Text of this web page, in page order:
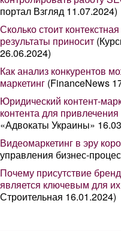
портал Взгляд 11.07.2024)
Сколько стоит
результаты приносит
26.06.2024)
Как анализ конкурентов
маркетинг (FinanceNews
Юридический контент-
контента для
«Адвокаты Украины»
Видеомаркетинг в эру
управления бизнес-
Почему присутствие
является ключевым для
Строительная 16.01.2024)